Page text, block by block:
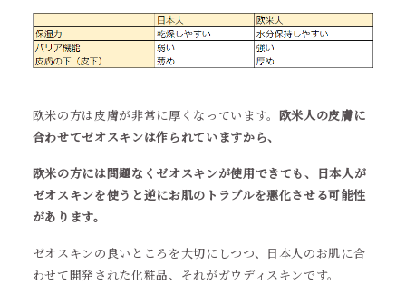
欧米の方は皮膚が非常に厚くなっています。 欧米人の皮膚に
合わせてゼオスキンは作られていますから、
欧米の方には問題なくゼオスキンが使用できても、日本人が
ゼオスキンを使うと逆にお肌のトラブルを悪化させる可能性
があります。
ゼオスキンの良いところを大切にしつつ、日本人のお肌に合
わせて開発された化粧品、それがガウディスキンです。